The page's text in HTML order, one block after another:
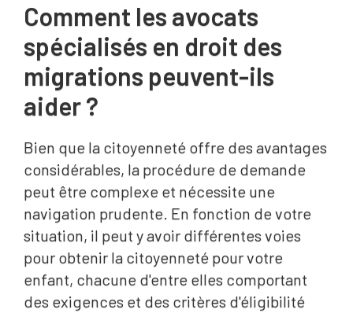
Comment les avocats
spécialisés en droit des
migrations peuvent-ils
aider ?
Bien que la citoyenneté offre des avantages
considérables, la procédure de demande
peut être complexe et nécessite une
navigation prudente. En fonction de votre
situation, il peut y avoir différentes voies
pour obtenir la citoyenneté pour votre
enfant, chacune d'entre elles comportant
des exigences et des critères d'éligibilité